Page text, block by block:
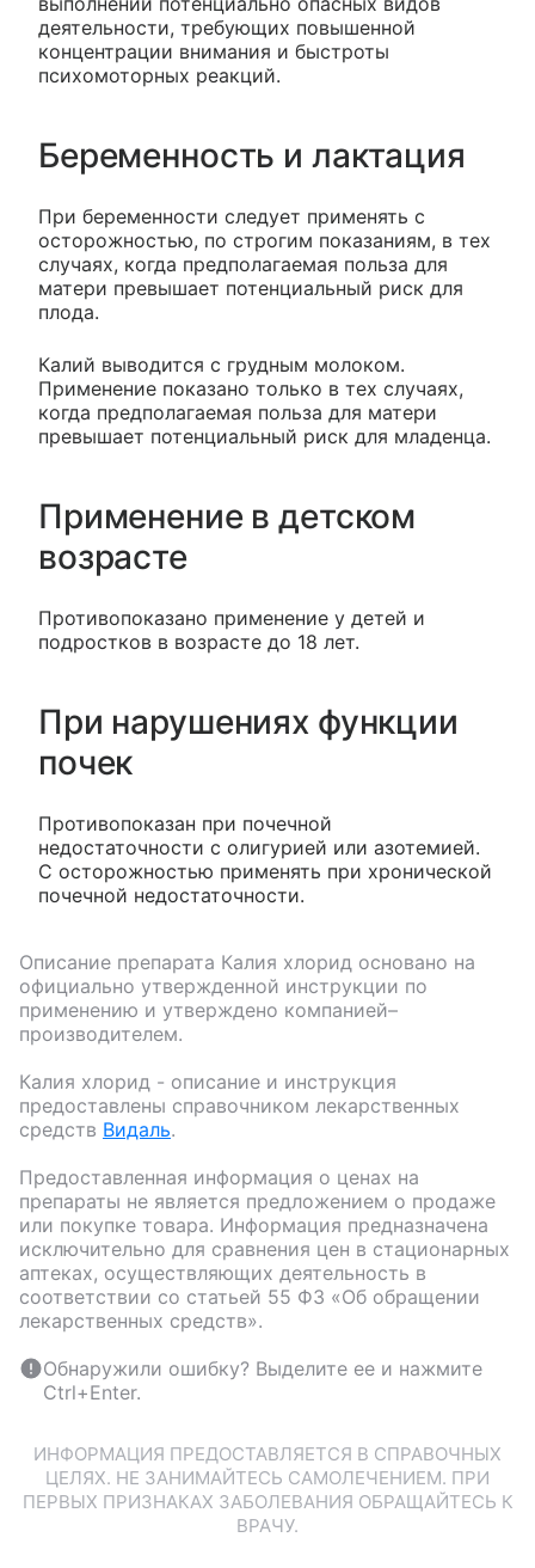
деятельности, требующих повышенной
концентрации внимания и быстроты
психомоторных реакций.
Беременность и лактация
При беременности следует применять с
осторожностью, по строгим показаниям, в тех
случаях, когда предполагаемая польза для
матери превышает потенциальный риск для
плода.
Калий выводится с грудным молоком.
Применение показано только в тех случаях,
когда предполагаемая польза для матери
превышает потенциальный риск для младенца.
Применение в детском
возрасте
Противопоказано применение у детей и
подростков в возрасте до 18 лет.
При нарушениях функции
почек
Противопоказан при почечной
недостаточности с олигурией или азотемией.
С осторожностью применять при хронической
почечной недостаточности.
Описание препарата Калия хлорид основано на
официально утвержденной инструкции по
применению и утверждено компанией–
производителем.
Калия хлорид - описание и инструкция
предоставлены справочником лекарственных
средств Видаль.
Предоставленная информация о ценах на
препараты не является предложением о продаже
или покупке товара. Информация предназначена
исключительно для сравнения цен в стационарных
аптеках, осуществляющих деятельность в
соответствии со статьей 55 ФЗ «Об обращении
лекарственных средств».
Обнаружили ошибку? Выделите ее и нажмите
Ctrl+Enter.
ИНФОРМАЦИЯ ПРЕДОСТАВЛЯЕТСЯ В СПРАВОЧНЫХ
ЦЕЛЯХ. НЕ ЗАНИМАЙТЕСЬ САМОЛЕЧЕНИЕМ. ПРИ
ПЕРВЫХ ПРИЗНАКАХ ЗАБОЛЕВАНИЯ ОБРАЩАЙТЕСЬ К
ВРАЧУ.